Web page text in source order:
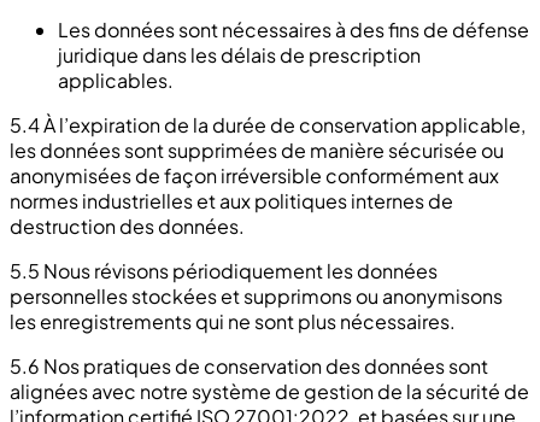
Les données sont nécessaires à des fins de défense
juridique dans les délais de prescription
applicables.
5.4 À l’expiration de la durée de conservation applicable,
les données sont supprimées de manière sécurisée ou
anonymisées de façon irréversible conformément aux
normes industrielles et aux politiques internes de
destruction des données.
5.5 Nous révisons périodiquement les données
personnelles stockées et supprimons ou anonymisons
les enregistrements qui ne sont plus nécessaires.
5.6 Nos pratiques de conservation des données sont
alignées avec notre système de gestion de la sécurité de
l’information certifié ISO 27001:2022, et basées sur une